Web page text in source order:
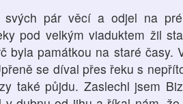
pár věcí a odjel na
pod velkým viaduktem žil
byla památkou na staré časy.
se díval přes řeku s
také půjdu. Zaslechl jsem